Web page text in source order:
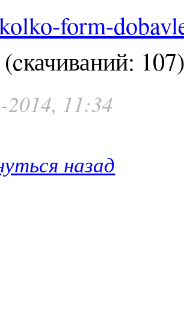
form-
2014, 11:34
назад